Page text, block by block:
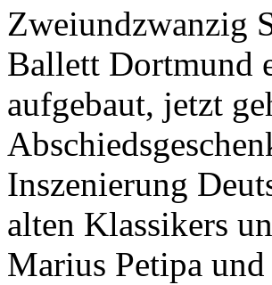
Zweiundzwanzig
Ballett Dortmund
aufgebaut, jetzt
Inszenierung
alten Klassikers
Marius Petipa